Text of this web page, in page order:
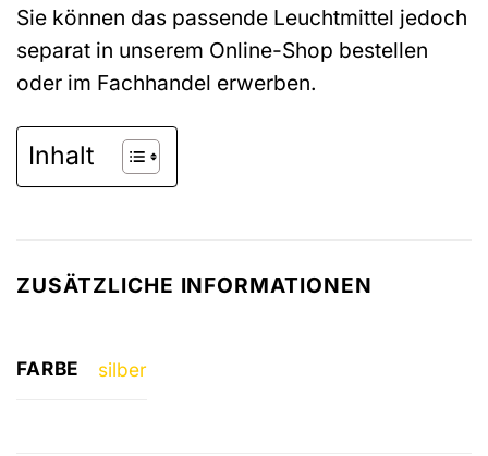
Sie können das passende Leuchtmittel jedoch
separat in unserem Online-Shop bestellen
oder im Fachhandel erwerben.
Inhalt
ZUSÄTZLICHE INFORMATIONEN
FARBE silber